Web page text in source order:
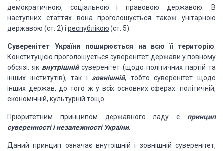
демократичною, соціальною і правовою державою. В
наступних статтях вона проголошується також унітарною
державою (ст. 2) і республікою (ст. 5).
Суверенітет України поширюється на всю її територію
Конституцією проголошується суверенітет держави у повному
обсязі: як внутрішнійсуверенітет (щодо політичних партій та
інших інститутів), так і зовнішній, тобто суверенітет щодо
інших держав, до того ж у всіх основних сферах: політичній,
економічній, культурній тощо.
Пріоритетним принципом державного ладу є принцип
суверенності і незалежності України.
Даний принцип означає внутрішній і зовнішній суверенітет,